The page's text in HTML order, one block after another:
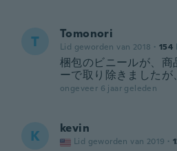
T Tomonori
Lid geworden van 2018 · 154
梱包のビニールが、
ーで取り除きましたが
ongeveer 6 jaar geleden
K kevin
Lid geworden van 2019 ·